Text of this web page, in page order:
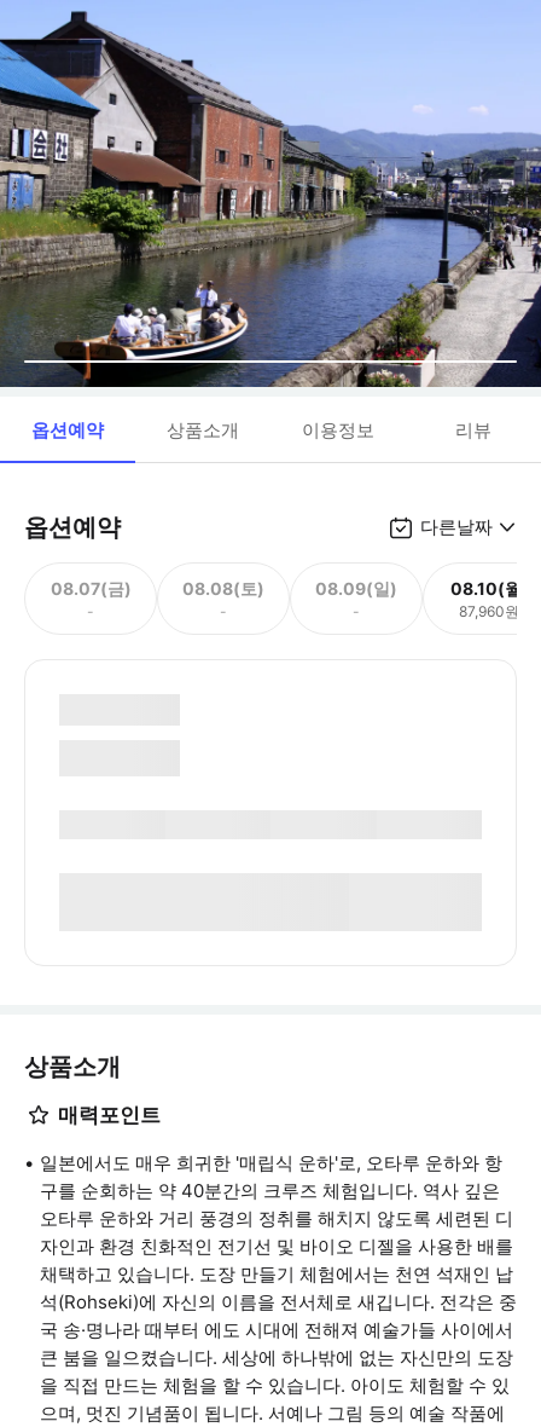
옵션예약 상품소개 이용정보 리뷰
옵션예약 다른날짜
08.07(금)
-
08.08(토)
-
08.09(일)
-
08.10(월)
87,960원
상품소개
매력포인트
일본에서도 매우 희귀한 '매립식 운하'로, 오타루 운하와 항
구를 순회하는 약 40분간의 크루즈 체험입니다. 역사 깊은
오타루 운하와 거리 풍경의 정취를 해치지 않도록 세련된 디
자인과 환경 친화적인 전기선 및 바이오 디젤을 사용한 배를
채택하고 있습니다. 도장 만들기 체험에서는 천연 석재인 납
석(Rohseki)에 자신의 이름을 전서체로 새깁니다. 전각은 중
국 송·명나라 때부터 에도 시대에 전해져 예술가들 사이에서
큰 붐을 일으켰습니다. 세상에 하나밖에 없는 자신만의 도장
을 직접 만드는 체험을 할 수 있습니다. 아이도 체험할 수 있
으며, 멋진 기념품이 됩니다. 서예나 그림 등의 예술 작품에